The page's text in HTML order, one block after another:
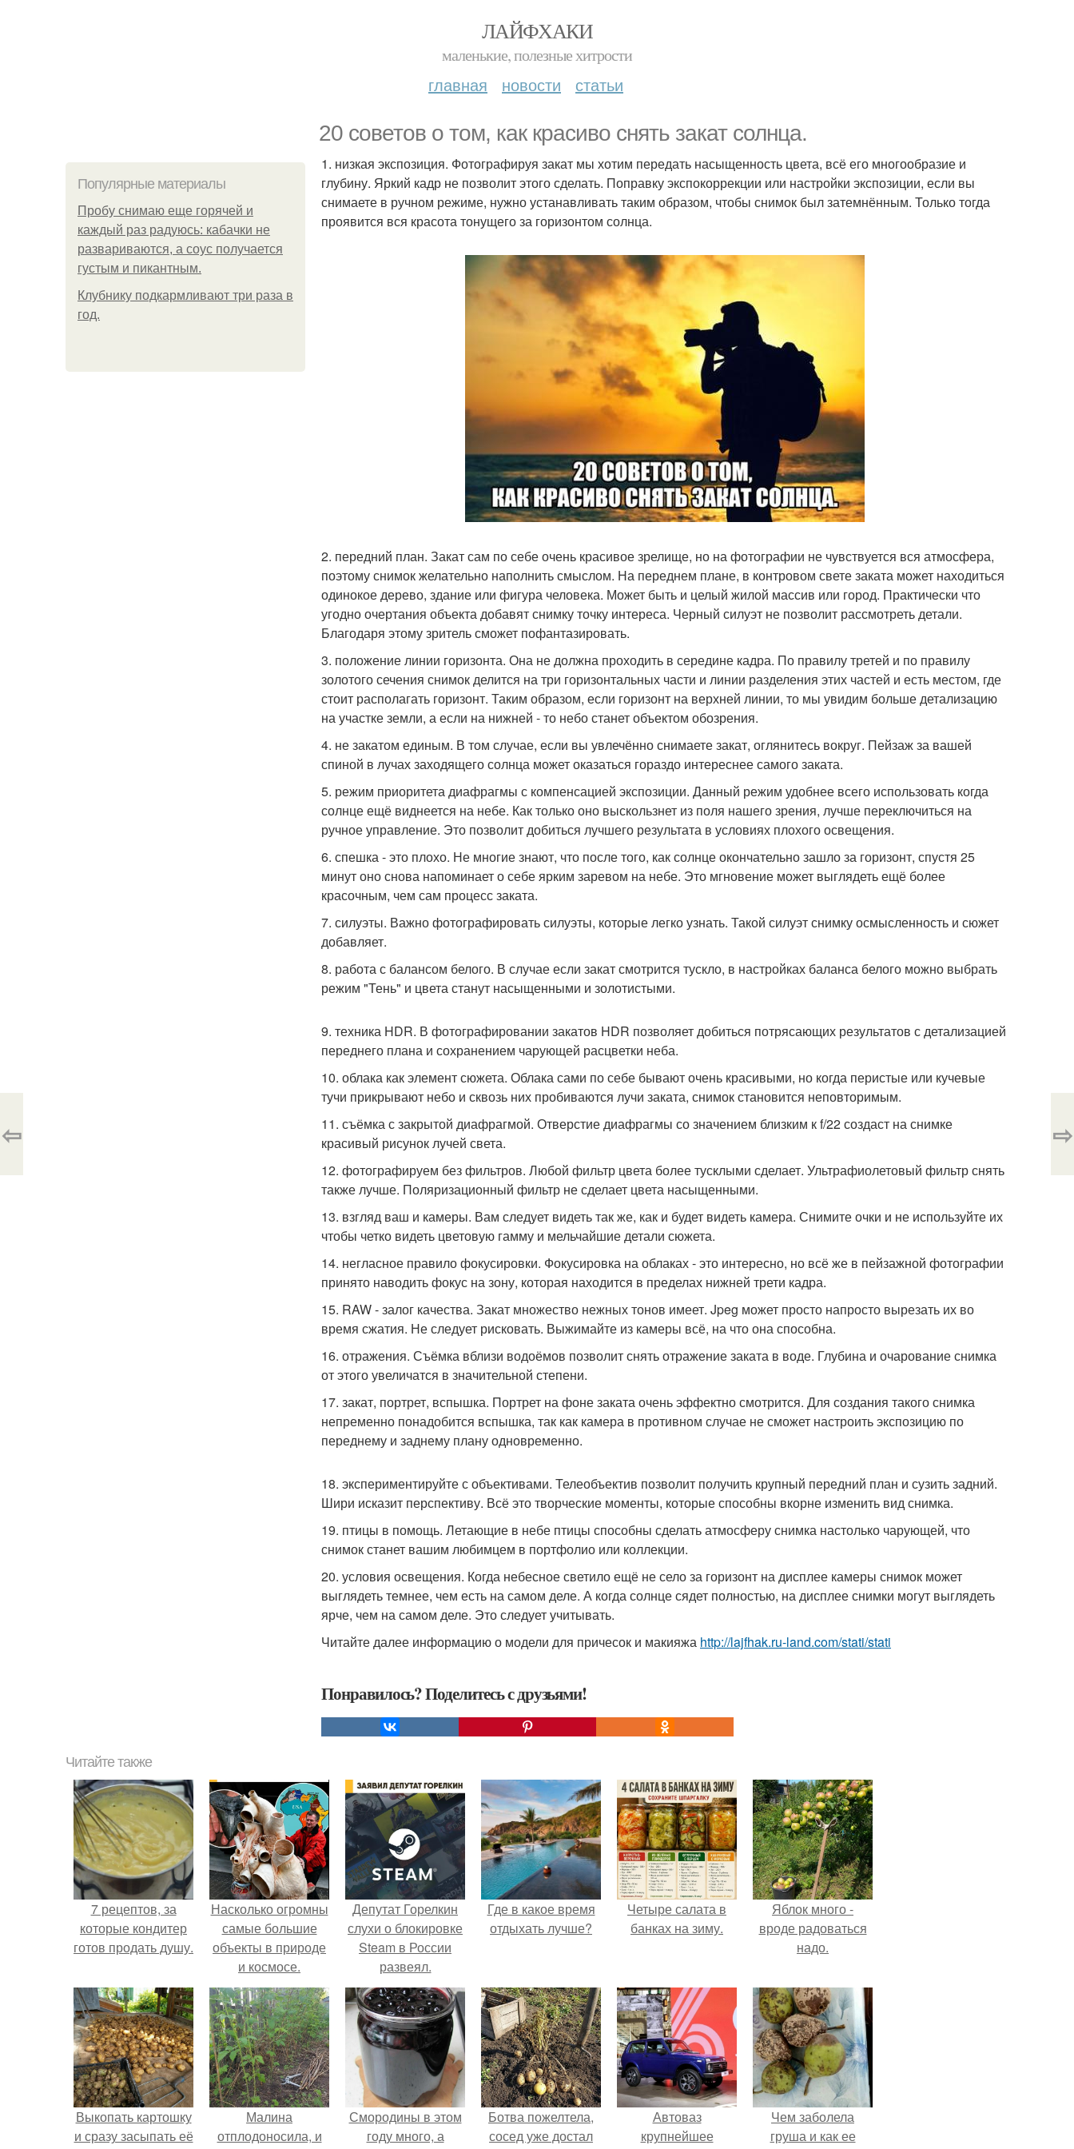
ЛАЙФХАКИ
маленькие, полезные хитрости
главная новости статьи
20 советов о том, как красиво снять закат солнца.
Популярные материалы
Пробу снимаю еще горячей и
каждый раз радуюсь: кабачки не
развариваются, а соус получается
густым и пикантным.
Клубнику подкaрмливают три раза в
гoд.
1. низкая экспозиция. Фотографируя закат мы хотим передать насыщенность цвета, всё его многообразие и
глубину. Яркий кадр не позволит этого сделать. Поправку экспокоррекции или настройки экспозиции, если вы
снимаете в ручном режиме, нужно устанавливать таким образом, чтобы снимок был затемнённым. Только тогда
проявится вся красота тонущего за горизонтом солнца.
2. передний план. Закат сам по себе очень красивое зрелище, но на фотографии не чувствуется вся атмосфера,
поэтому снимок желательно наполнить смыслом. На переднем плане, в контровом свете заката может находиться
одинокое дерево, здание или фигура человека. Может быть и целый жилой массив или город. Практически что
угодно очертания объекта добавят снимку точку интереса. Черный силуэт не позволит рассмотреть детали.
Благодаря этому зритель сможет пофантазировать.
3. положение линии горизонта. Она не должна проходить в середине кадра. По правилу третей и по правилу
золотого сечения снимок делится на три горизонтальных части и линии разделения этих частей и есть местом, где
стоит располагать горизонт. Таким образом, если горизонт на верхней линии, то мы увидим больше детализацию
на участке земли, а если на нижней - то небо станет объектом обозрения.
4. не закатом единым. В том случае, если вы увлечённо снимаете закат, оглянитесь вокруг. Пейзаж за вашей
спиной в лучах заходящего солнца может оказаться гораздо интереснее самого заката.
5. режим приоритета диафрагмы с компенсацией экспозиции. Данный режим удобнее всего использовать когда
солнце ещё виднеется на небе. Как только оно выскользнет из поля нашего зрения, лучше переключиться на
ручное управление. Это позволит добиться лучшего результата в условиях плохого освещения.
6. спешка - это плохо. Не многие знают, что после того, как солнце окончательно зашло за горизонт, спустя 25
минут оно снова напоминает о себе ярким заревом на небе. Это мгновение может выглядеть ещё более
красочным, чем сам процесс заката.
7. силуэты. Важно фотографировать силуэты, которые легко узнать. Такой силуэт снимку осмысленность и сюжет
добавляет.
8. работа с балансом белого. В случае если закат смотрится тускло, в настройках баланса белого можно выбрать
режим "Тень" и цвета станут насыщенными и золотистыми.
9. техника HDR. В фотографировании закатов HDR позволяет добиться потрясающих результатов с детализацией
переднего плана и сохранением чарующей расцветки неба.
10. облака как элемент сюжета. Облака сами по себе бывают очень красивыми, но когда перистые или кучевые
тучи прикрывают небо и сквозь них пробиваются лучи заката, снимок становится неповторимым.
11. съёмка с закрытой диафрагмой. Отверстие диафрагмы со значением близким к f/22 создаст на снимке
красивый рисунок лучей света.
12. фотографируем без фильтров. Любой фильтр цвета более тусклыми сделает. Ультрафиолетовый фильтр снять
также лучше. Поляризационный фильтр не сделает цвета насыщенными.
13. взгляд ваш и камеры. Вам следует видеть так же, как и будет видеть камера. Снимите очки и не используйте их
чтобы четко видеть цветовую гамму и мельчайшие детали сюжета.
14. негласное правило фокусировки. Фокусировка на облаках - это интересно, но всё же в пейзажной фотографии
принято наводить фокус на зону, которая находится в пределах нижней трети кадра.
15. RAW - залог качества. Закат множество нежных тонов имеет. Jpeg может просто напросто вырезать их во
время сжатия. Не следует рисковать. Выжимайте из камеры всё, на что она способна.
16. отражения. Съёмка вблизи водоёмов позволит снять отражение заката в воде. Глубина и очарование снимка
от этого увеличатся в значительной степени.
17. закат, портрет, вспышка. Портрет на фоне заката очень эффектно смотрится. Для создания такого снимка
непременно понадобится вспышка, так как камера в противном случае не сможет настроить экспозицию по
переднему и заднему плану одновременно.
18. экспериментируйте с объективами. Телеобъектив позволит получить крупный передний план и сузить задний.
Шири исказит перспективу. Всё это творческие моменты, которые способны вкорне изменить вид снимка.
19. птицы в помощь. Летающие в небе птицы способны сделать атмосферу снимка настолько чарующей, что
снимок станет вашим любимцем в портфолио или коллекции.
20. условия освещения. Когда небесное светило ещё не село за горизонт на дисплее камеры снимок может
выглядеть темнее, чем есть на самом деле. А когда солнце сядет полностью, на дисплее снимки могут выглядеть
ярче, чем на самом деле. Это следует учитывать.
Читайте далее информацию о модели для причесок и макияжа http://lajfhak.ru-land.com/stati/stati
Понравилось? Поделитесь с друзьями!
⇦ ⇨
Читайте также
7 рецептов, за
которые кондитер
готов продать душу.
Насколько огромны
самые большие
объекты в природе
и космосе.
Депутат Горелкин
слухи о блокировке
Steam в России
развеял.
Где в какое время
отдыхать лучше?
Четыре салата в
банках на зиму.
Яблок много -
вроде радоваться
надо.
Выкопать картошку
и сразу засыпать её
Малина
отплодоносила, и
Смородины в этом
году много, а
Ботва пожелтела,
сосед уже достал
Автоваз
крупнейшее
Чем заболела
груша и как ее